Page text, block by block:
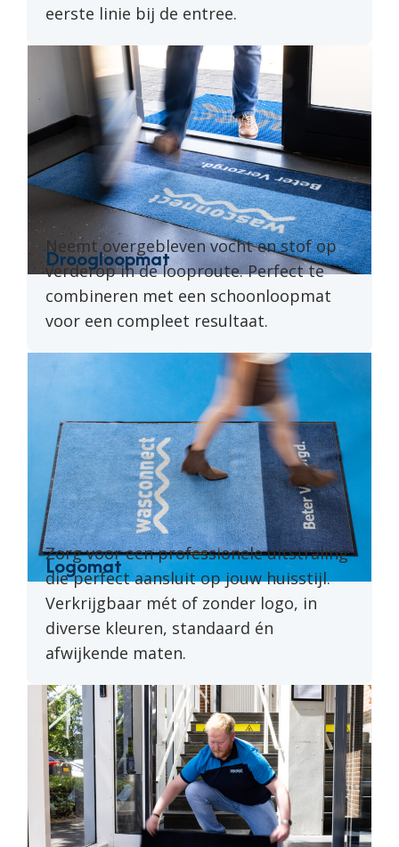
eerste linie bij de entree.
Droogloopmat
Neemt overgebleven vocht en stof op
verderop in de looproute. Perfect te
combineren met een schoonloopmat
voor een compleet resultaat.
Logomat
Zorg voor een professionele uitstraling
die perfect aansluit op jouw huisstijl.
Verkrijgbaar mét of zonder logo, in
diverse kleuren, standaard én
afwijkende maten.